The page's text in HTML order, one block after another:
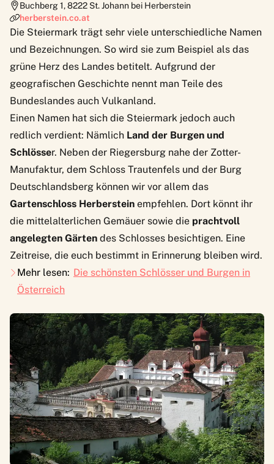
Buchberg 1,8222 St. Johann bei Herberstein
herberstein.co.at
Die Steiermark trägt sehr viele unterschiedliche Namen
und Bezeichnungen. So wird sie zum Beispiel als das
grüne Herz des Landes betitelt. Aufgrund der
geografischen Geschichte nennt man Teile des
Bundeslandes auch Vulkanland.
Einen Namen hat sich die Steiermark jedoch auch
redlich verdient: Nämlich Land der Burgen und
Schlösser. Neben der Riegersburg nahe der Zotter-
Manufaktur, dem Schloss Trautenfels und der Burg
Deutschlandsberg können wir vor allem das
Gartenschloss Herberstein empfehlen. Dort könnt ihr
die mittelalterlichen Gemäuer sowie die prachtvoll
angelegten Gärten des Schlosses besichtigen. Eine
Zeitreise, die euch bestimmt in Erinnerung bleiben wird.
Mehr lesen: Die schönsten Schlösser und Burgen in
Österreich